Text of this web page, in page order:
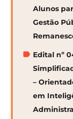
Alunos
Gestão
Edital nº
–
em